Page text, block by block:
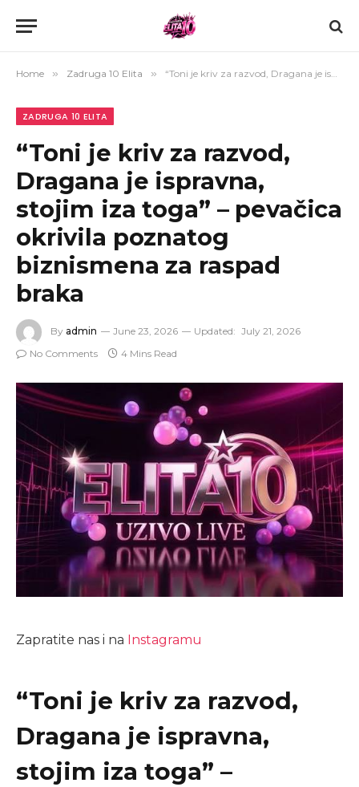
Home » Zadruga 10 Elita » “Toni je kriv za razvod, Dragana je ispravna, stojim iza toga” – pevačica okrivila poznatog biznismena za raspad braka
ZADRUGA 10 ELITA
“Toni je kriv za razvod,
Dragana je ispravna,
stojim iza toga” – pevačica
okrivila poznatog
biznismena za raspad
braka
By admin June 23, 2026 Updated: July 21, 2026
No Comments
4 Mins Read
Zapratite nas i na Instagramu
“Toni je kriv za razvod,
Dragana je ispravna,
stojim iza toga” –